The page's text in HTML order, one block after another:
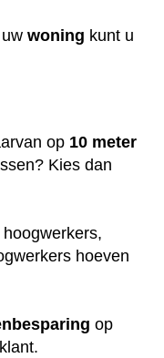
woning kunt u
op 10 meter
Kies dan
hoeven
op